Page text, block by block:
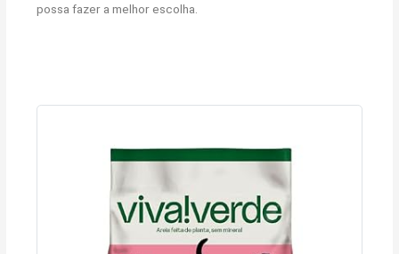
possa fazer a melhor escolha.